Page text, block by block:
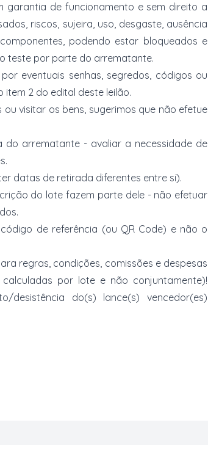
garantia de funcionamento e sem direito a
riscos, sujeira, uso, desgaste, ausência
podendo estar bloqueados e
teste por parte do arrematante.
eventuais senhas, segredos, códigos ou
item 2 do edital deste leilão.
visitar os bens, sugerimos que não efetue
arrematante - avaliar a necessidade de
datas de retirada diferentes entre si).
do lote fazem parte dele - não efetuar
de referência (ou QR Code) e não o
regras, condições, comissões e despesas
por lote e não conjuntamente)!
do(s) lance(s) vencedor(es)